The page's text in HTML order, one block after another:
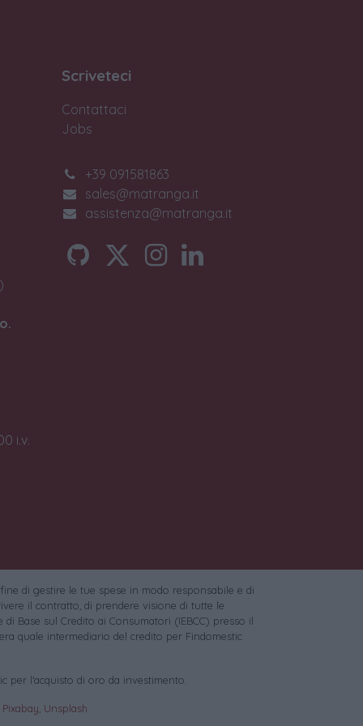
i.v.
Scriveteci
Contattaci
Jobs
+39 091581863
sales@matranga.it
assistenza@matranga.it
di gestire le tue spese in modo responsabile e di
il contratto, di prendere visione di tutte le
Base sul Credito ai Consumatori (IEBCC) presso il
quale intermediario del credito per Findomestic
per l'acquisto di oro da investimento.
Pixabay, Unsplash